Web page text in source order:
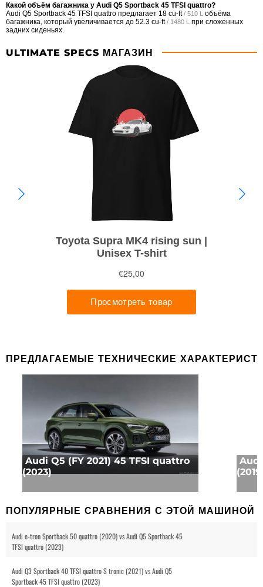
Какой объём багажника у Audi Q5 Sportback 45 TFSI quattro?
Audi Q5 Sportback 45 TFSI quattro предлагает 18 cu-ft / 510 L объёма
багажника, который увеличивается до 52.3 cu-ft / 1480 L при сложенных
задних сиденьях.
ULTIMATE SPECS МАГАЗИН
ПРЕДЛАГАЕМЫЕ ТЕХНИЧЕСКИЕ
Audi Q5 (FY 2021) 45 TFSI quattro
(2023)
ПОПУЛЯРНЫЕ СРАВНЕНИЯ С ЭТОЙ МАШИНОЙ
Audi e-tron Sportback 50 quattro (2020) vs Audi Q5 Sportback 45
TFSI quattro (2023)
Audi Q3 Sportback 40 TFSI quattro S tronic (2021) vs Audi Q5
Sportback 45 TFSI quattro (2023)